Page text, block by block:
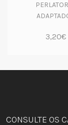
3,20€
CONSULTE OS